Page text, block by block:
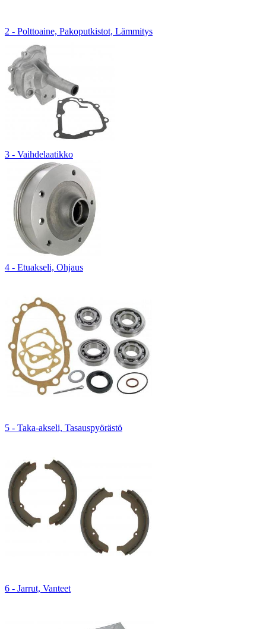
2 - Polttoaine, Pakoputkistot, Lämmitys
3 - Vaihdelaatikko
4 - Etuakseli, Ohjaus
5 - Taka-akseli, Tasauspyörästö
6 - Jarrut, Vanteet